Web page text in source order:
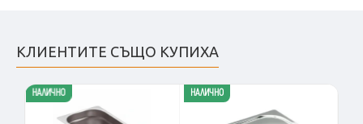
КЛИЕНТИТЕ СЪЩО КУПИХА
НАЛИЧНО НАЛИЧНО